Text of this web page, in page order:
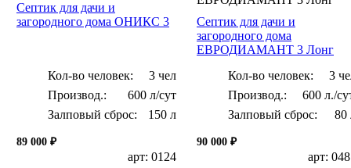
Септик для дачи и
загородного дома ОНИКС 3
Кол-во человек:
3 чел
600 л/сут
Залповый сброс:
150 л
89 000 ₽
арт: 0124
Септик для дачи и
загородного дома
ЕВРОДИАМАНТ 3 Лонг
Кол-во человек:
3
600 л./
Залповый сброс:
80
90 000 ₽
арт: